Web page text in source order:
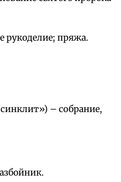
рукоделие; пряжа.
– собрание,